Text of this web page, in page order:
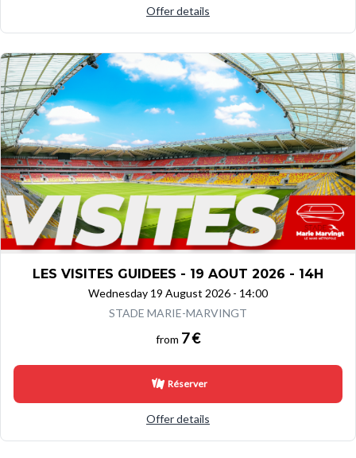
Offer details
LES VISITES GUIDEES - 19 AOUT 2026 - 14H
Wednesday 19 August 2026 - 14:00
STADE MARIE-MARVINGT
from 7 €
Réserver
Offer details